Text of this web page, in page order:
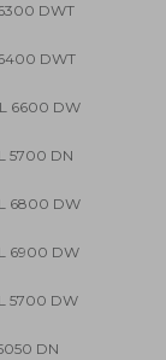
DWT
DWT
6600 DW
5700 DN
6800 DW
6900 DW
5700 DW
DN